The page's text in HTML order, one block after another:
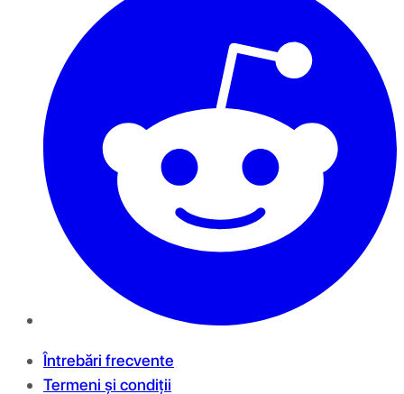
Întrebări frecvente
Termeni și condiții